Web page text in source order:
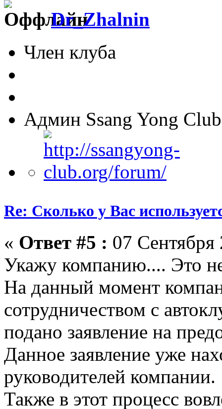
Dr_Zhalnin
Член клуба
Админ Ssang Yong
Re: Сколько у Вас
« Ответ #5 : 07
Укажу компанию.... Это
На данный момент
сотрудничеством с
подано заявление на
Данное заявление уже
руководителей компании.
Также в этот процесс